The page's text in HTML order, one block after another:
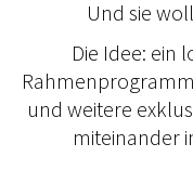
Und sie
Die Idee: ein
und weitere
miteinander